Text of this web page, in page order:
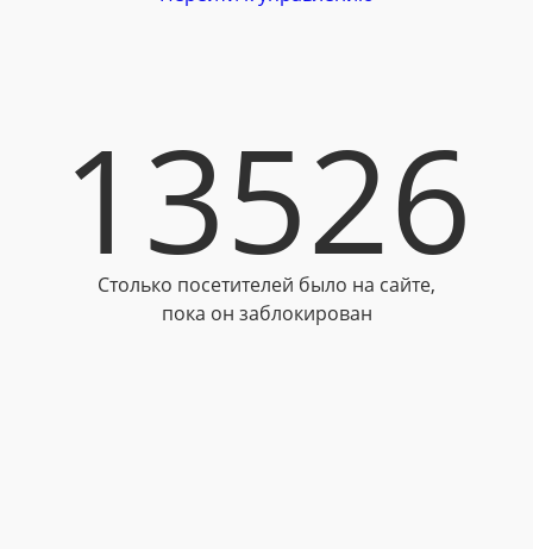
13526
Столько посетителей было на сайте,
пока он заблокирован